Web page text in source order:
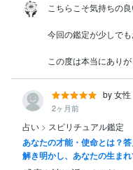
こちらこそ気持ちの
今回の鑑定が少しでも
この度は本当にありが
by 女性
2ヶ月前
占い > スピリチュアル鑑定
あなたの才能・使命とは？
解き明かし、あなたの生ま